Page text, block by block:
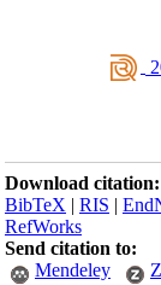
Download citation:
BibTeX |RIS |
RefWorks
Send citation to:
Mendeley